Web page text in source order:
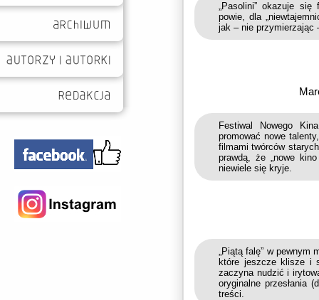
„Pasolini” okazuje się
powie, dla
jak – nie
Festiwal Nowego
promować nowe
filmami twórców
prawdą, że „nowe
niewiele się kryje.
„Piątą falę” w pewnym
które jeszcze klisze i
zaczyna nudzić i
oryginalne przesłania
treści.